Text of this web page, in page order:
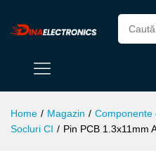
Home / Magazin / Componente
Socluri CI / Pin PCB 1.3x11mm